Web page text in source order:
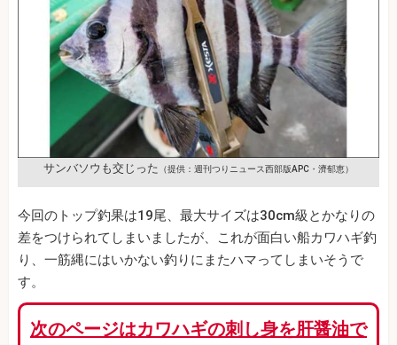
サンバソウも交じった （提供：週刊つりニュース西部版APC・濟郁恵）
今回のトップ釣果は19尾、最大サイズは30cm級とかなりの
差をつけられてしまいましたが、これが面白い船カワハギ釣
り、一筋縄にはいかない釣りにまたハマってしまいそうで
す。
次のページはカワハギの刺し身を肝醤油で